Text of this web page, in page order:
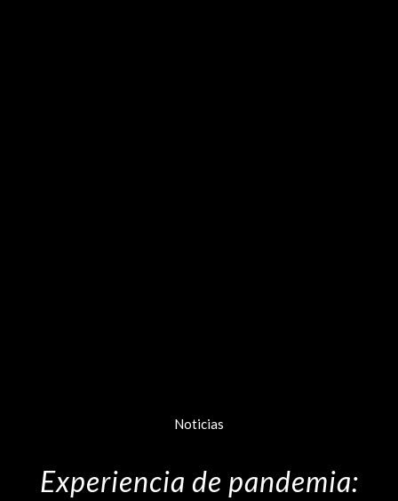
Noticias
Experiencia de pandemia: